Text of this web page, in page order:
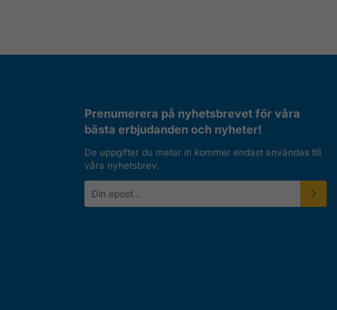
Prenumerera på nyhetsbrevet för våra
bästa erbjudanden och nyheter!
De uppgifter du matar in kommer endast användas till
våra nyhetsbrev.
postadress